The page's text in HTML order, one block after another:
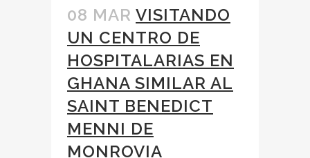
08 MAR VISITANDO
UN CENTRO DE
HOSPITALARIAS EN
GHANA SIMILAR AL
SAINT BENEDICT
MENNI DE
MONROVIA